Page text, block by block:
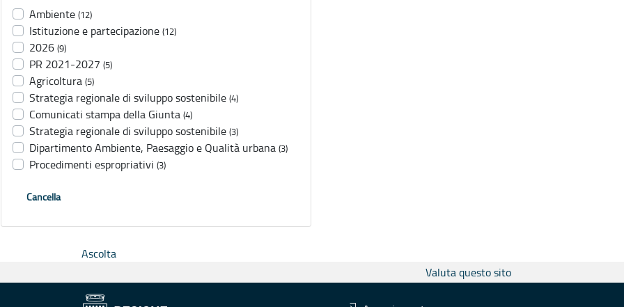
Ambiente (12)
Istituzione e partecipazione (12)
2026 (9)
PR 2021-2027 (5)
Agricoltura (5)
Strategia regionale di sviluppo sostenibile (4)
Comunicati stampa della Giunta (4)
Strategia regionale di sviluppo sostenibile (3)
Dipartimento Ambiente, Paesaggio e Qualità urbana (3)
Procedimenti espropriativi (3)
Cancella
Ascolta
Valuta questo sito